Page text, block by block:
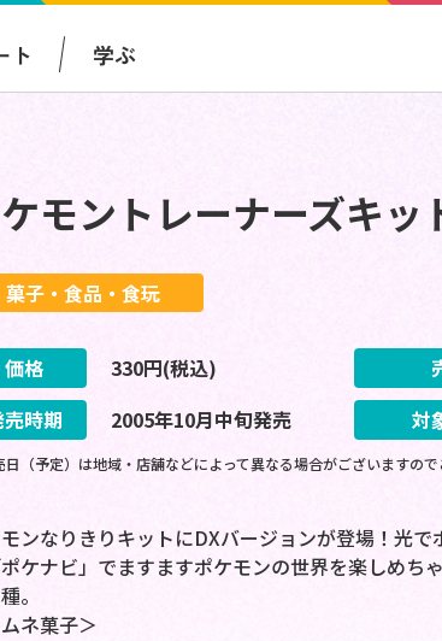
ト 学ぶ
モントレーナーズキッ
菓子・食品・食玩
価格 330円(税込)
時期
2005年10月中旬発売 対
（予定）は地域・店舗などによって異なる場合がございますの
ンなりきりキットにDXバージョンが登場！光
ケナビ」でますますポケモンの世界を楽しめち
。
ネ菓子＞